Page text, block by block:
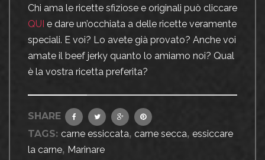
Chi ama le ricette sfiziose e originali può cliccare
QUI e dare un’occhiata a delle ricette veramente
speciali. E voi? Lo avete già provato? Anche voi
amate il beef jerky quanto lo amiamo noi? Qual
è la vostra ricetta preferita?
SHARE
TAGS: carne essiccata, carne secca, essiccare
la carne, Marinare